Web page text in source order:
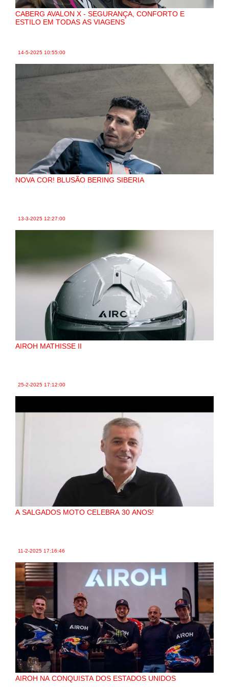
CABERG AVALON X - SEGURANÇA, CONFORTO E
ESTILO EM TODAS AS VIAGENS
14-5-2025 10:55:00
NOVA COR! BLUSÃO BERING SIBERIA
13-3-2025 12:27:00
AIROH MATHISSE II
25-2-2025 17:12:00
A SALGADOS MOTO CELEBRA 30 ANOS!
11-2-2025 17:16:46
AIROH NA CONQUISTA DOS ESTADOS UNIDOS